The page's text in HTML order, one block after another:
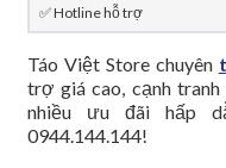
✅ Hotline hỗ trợ
Táo Việt Store chuyên
trợ giá cao, cạnh
nhiều ưu đãi hấp
0944.144.144!